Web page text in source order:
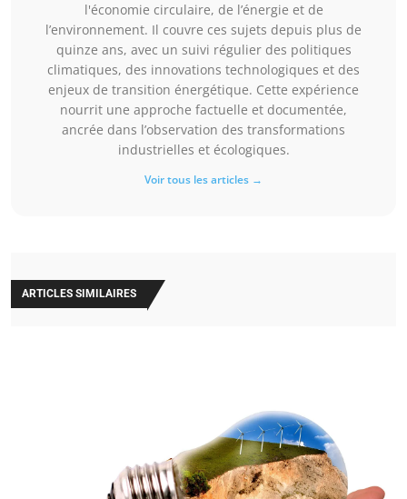
l'économie circulaire, de l’énergie et de
l’environnement. Il couvre ces sujets depuis plus de
quinze ans, avec un suivi régulier des politiques
climatiques, des innovations technologiques et des
enjeux de transition énergétique. Cette expérience
nourrit une approche factuelle et documentée,
ancrée dans l’observation des transformations
industrielles et écologiques.
Voir tous les articles →
ARTICLES SIMILAIRES